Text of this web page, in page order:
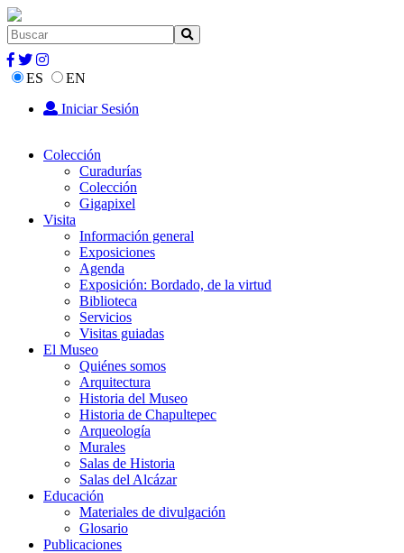
ES
EN
Iniciar Sesión
Colección
Curadurías
Colección
Gigapixel
Visita
Información general
Exposiciones
Agenda
Exposición: Bordado, de la virtud
Biblioteca
Servicios
Visitas guiadas
El Museo
Quiénes somos
Arquitectura
Historia del Museo
Historia de Chapultepec
Arqueología
Murales
Salas de Historia
Salas del Alcázar
Educación
Materiales de divulgación
Glosario
Publicaciones